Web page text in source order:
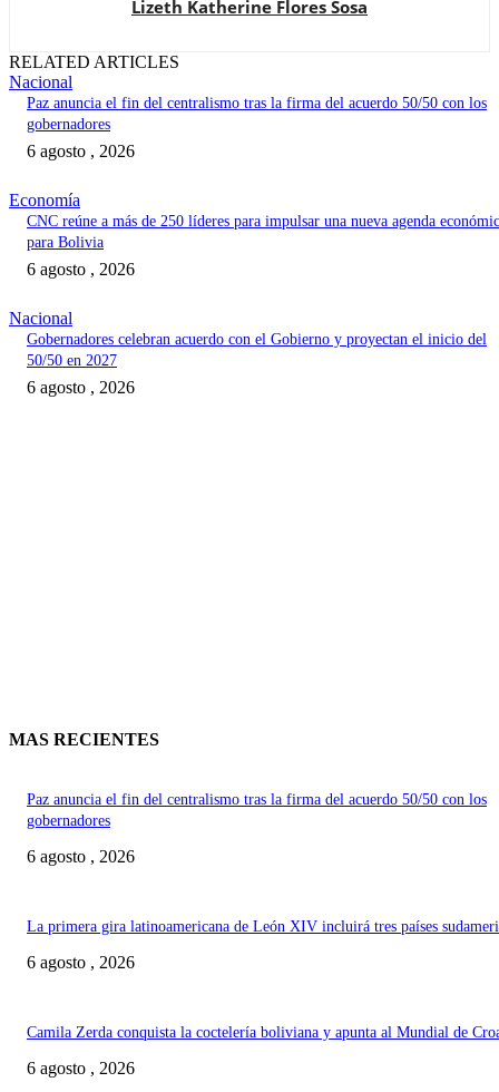
Lizeth Katherine Flores Sosa
RELATED ARTICLES
Nacional
Paz anuncia el fin del centralismo tras la firma del acuerdo 50/50 con los
gobernadores
6 agosto , 2026
Economía
CNC reúne a más de 250 líderes para impulsar una nueva agenda
para Bolivia
6 agosto , 2026
Nacional
Gobernadores celebran acuerdo con el Gobierno y proyectan el inicio del
50/50 en 2027
6 agosto , 2026
MAS RECIENTES
Paz anuncia el fin del centralismo tras la firma del acuerdo 50/50 con los
gobernadores
6 agosto , 2026
La primera gira latinoamericana de León XIV incluirá tres países
6 agosto , 2026
Camila Zerda conquista la coctelería boliviana y apunta al Mundial de
6 agosto , 2026